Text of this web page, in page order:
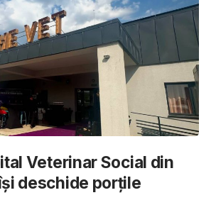
Veterinar Social din
deschide porțile